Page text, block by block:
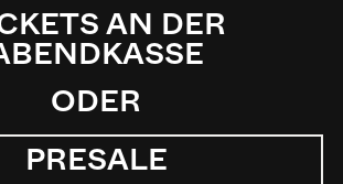
AN DER
ODER
PRESALE